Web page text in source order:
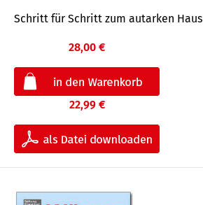
Schritt für Schritt zum autarken Haus
28,00 €
22,99 €